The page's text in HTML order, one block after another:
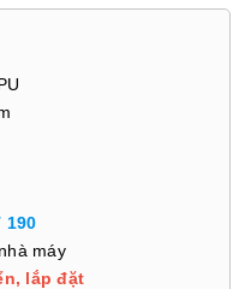
190
máy
lắp đặt